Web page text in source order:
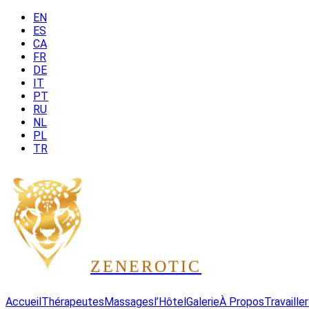
EN
ES
CA
FR
DE
IT
PT
RU
NL
PL
TR
ZENEROTIC
AccueilThérapeutesMassagesl’HôtelGalerieÀ ProposTravailler